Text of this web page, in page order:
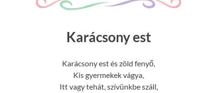
Karácsony est
Karácsony est és zöld fenyő,
Kis gyermekek vágya,
Itt vagy tehát, szívünkbe száll,